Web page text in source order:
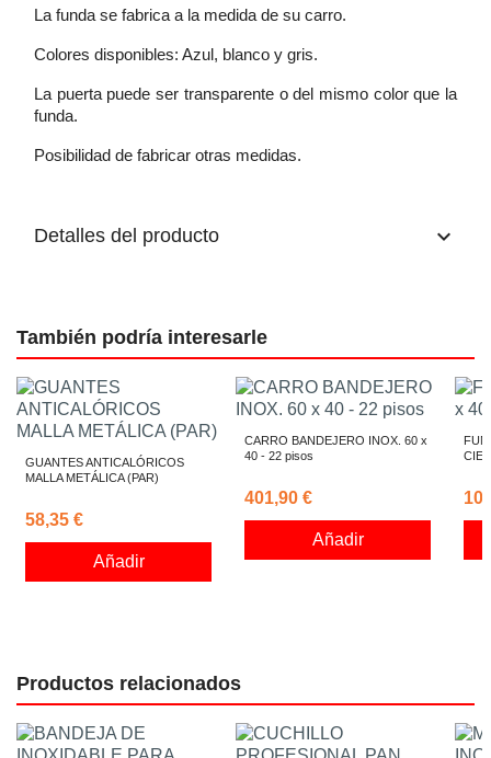
La funda se fabrica a la medida de su carro.
Colores disponibles: Azul, blanco y gris.
La puerta puede ser transparente o del mismo color que la
funda.
Posibilidad de fabricar otras medidas.
Detalles del producto keyboard_arrow_down
También podría interesarle
GUANTES ANTICALÓRICOS
MALLA METÁLICA (PAR)
58,35 €
Añadir
CARRO BANDEJERO INOX. 60 x
40 - 22 pisos
401,90 €
Añadir
Productos relacionados